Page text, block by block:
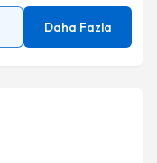
Daha Fazla